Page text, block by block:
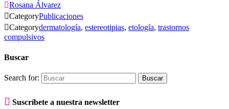
Rosana Álvarez
CategoryPublicaciones
Categorydermatología, estereotipias, etología, trastornos
compulsivos
Buscar
Search for:
 Suscríbete a nuestra newsletter